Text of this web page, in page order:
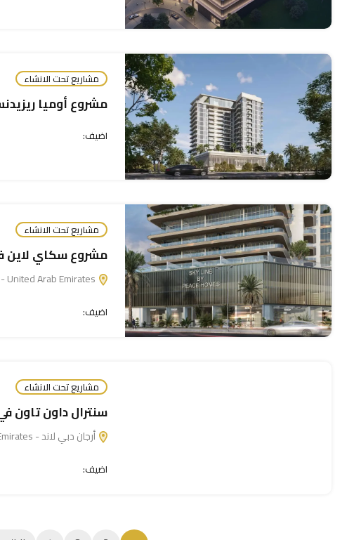
مشاريع تحت الانشاء
مشروع أوميا
اضيف:
مشاريع تحت الانشاء
مشروع سكاي لاين
اضيف:
مشاريع تحت الانشاء
سنترال داون تاون
أرجان دبي لاند - Dubai - United Arab Emirates
اضيف: